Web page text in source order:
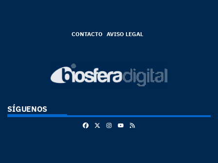
CONTACTO AVISO LEGAL
SÍGUENOS
FacebookInstagram